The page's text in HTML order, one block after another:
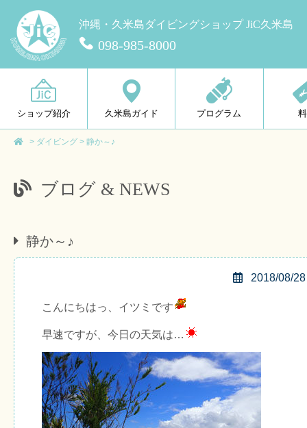
沖縄・久米島ダイビングショップ JiC久米島
098-985-8000
ショップ紹介 久米島ガイド プログラム
> ダイビング > 静か～♪
ブログ & NEWS
静か～♪
2018/08/28
こんにちはっ、イツミです
早速ですが、今日の天気は…